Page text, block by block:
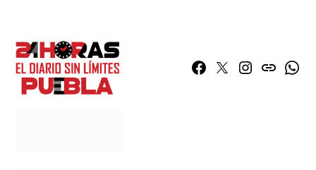
Facebook
TwitterInstagram
issuu